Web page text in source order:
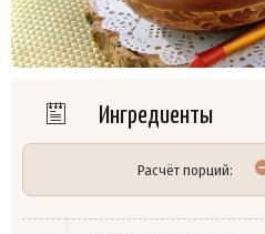
Ингредиенты
Расчёт порций: